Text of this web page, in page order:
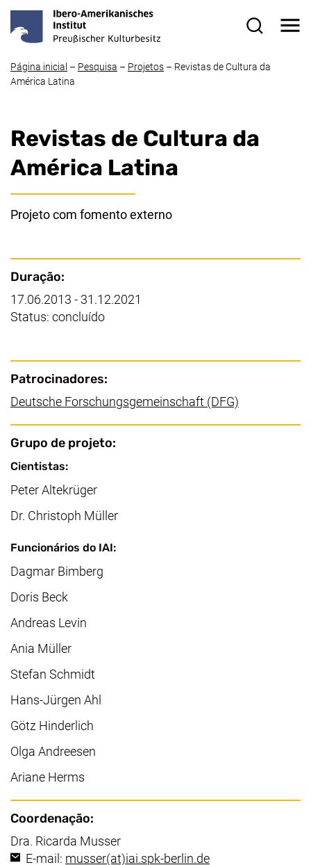
Página inicial – Pesquisa – Projetos – Revistas de Cultura da
América Latina
Revistas de Cultura da
América Latina
Projeto com fomento externo
Pontos importantes
Duração:
17.06.2013 - 31.12.2021
Status: concluído
Patrocinadores:
Deutsche Forschungsgemeinschaft (DFG)
Grupo de projeto:
Cientistas:
Peter Altekrüger
Dr. Christoph Müller
Funcionários do IAI:
Dagmar Bimberg
Doris Beck
Andreas Levin
Ania Müller
Stefan Schmidt
Hans-Jürgen Ahl
Götz Hinderlich
Olga Andreesen
Ariane Herms
Coordenação:
Dra. Ricarda Musser
E-mail: musser​(at)​iai.spk-berlin.de(abre seu cliente